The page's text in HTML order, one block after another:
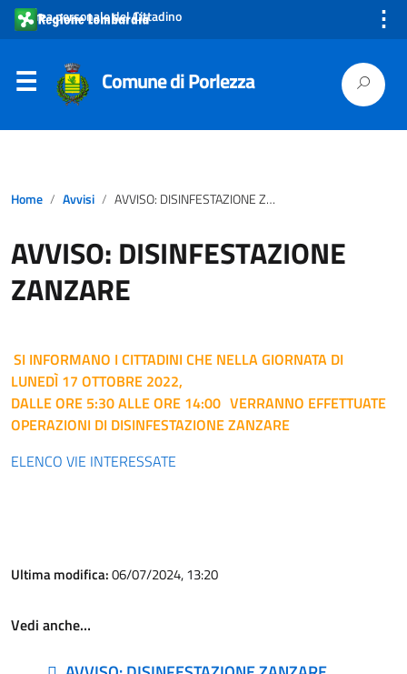
Area personale del Cittadino ⋮
Comune di Porlezza
Home Avvisi AVVISO: DISINFESTAZIONE ZANZARE
AVVISO: DISINFESTAZIONE
ZANZARE
SI INFORMANO I CITTADINI CHE NELLA GIORNATA DI
LUNEDÌ 17 OTTOBRE 2022,
DALLE ORE 5:30 ALLE ORE 14:00 VERRANNO EFFETTUATE
OPERAZIONI DI DISINFESTAZIONE ZANZARE
ELENCO VIE INTERESSATE
Ultima modifica:06/07/2024, 13:20
Vedi anche…